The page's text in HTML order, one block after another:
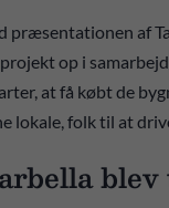
præsentationen af
op i
at få købt de
lokale, folk til at